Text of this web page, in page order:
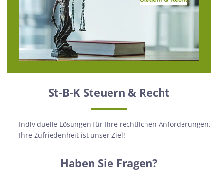
St-B-K Steuern & Recht
Individuelle Lösungen für Ihre rechtlichen Anforderungen.
Ihre Zufriedenheit ist unser Ziel!
Haben Sie Fragen?